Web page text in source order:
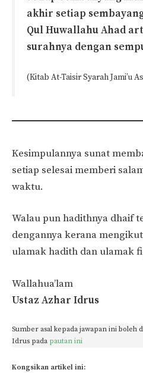
akhir setiap
Qul Huwallahu Ahad
surahnya dengan
(Kitab At-Taisir Syarah Jami’u
Kesimpulannya sunat
setiap selesai memberi
waktu.
Walau pun hadithnya dhaif
dengannya kerana
ulamak hadith dan ulamak
Wallahua’lam
Ustaz Azhar Idrus
Sumber asal kepada jawapan ini boleh
Idrus pada pautan ini
Kongsikan artikel ini: